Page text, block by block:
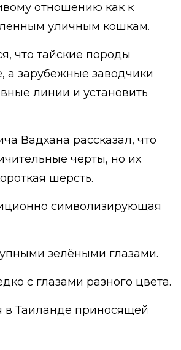
отношению как к
уличным кошкам.
что тайские породы
зарубежные заводчики
линии и установить
Вадхана рассказал, что
черты, но их
шерсть.
символизирующая
зелёными глазами.
с глазами разного цвета.
Таиланде приносящей